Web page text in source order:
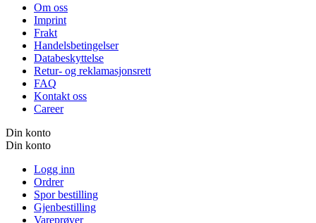
Om oss
Imprint
Frakt
Handelsbetingelser
Databeskyttelse
Retur- og reklamasjonsrett
FAQ
Kontakt oss
Career
Din konto
Din konto
Logg inn
Ordrer
Spor bestilling
Gjenbestilling
Vareprøver